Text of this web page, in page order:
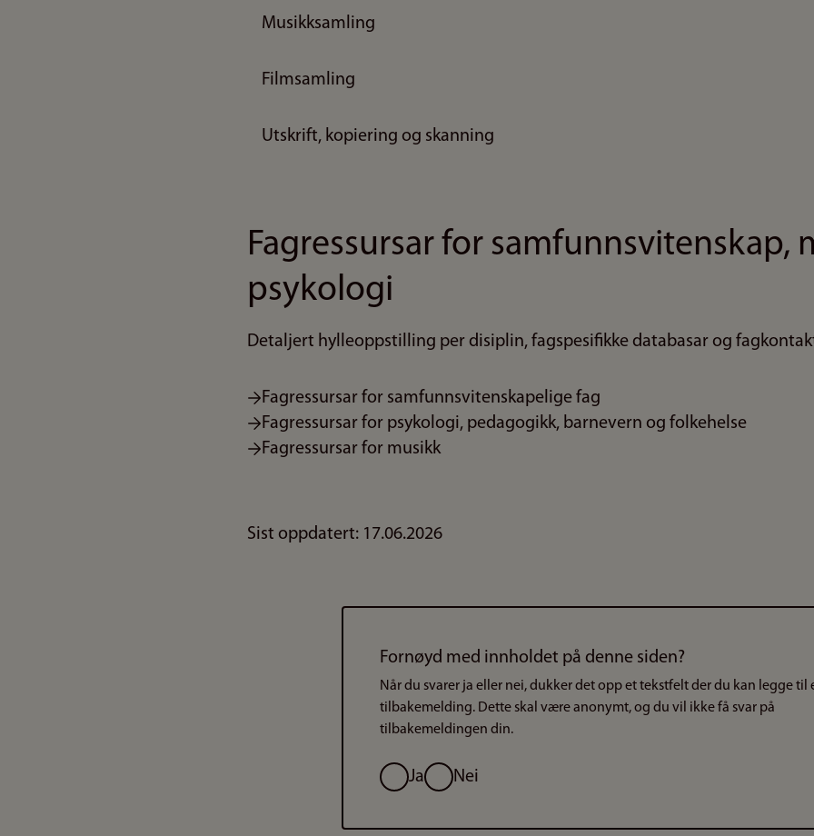
Musikksamling
Filmsamling
Utskrift, kopiering og skanning
Fagressursar for samfunnsvitenskap,
psykologi
Detaljert hylleoppstilling per disiplin, fagspesifikke databasar og
Fagressursar for samfunnsvitenskapelige fag
Fagressursar for psykologi, pedagogikk, barnevern og folkehelse
Fagressursar for musikk
Sist oppdatert: 17.06.2026
Fornøyd med innholdet på denne siden?
Når du svarer ja eller nei, dukker det opp et tekstfelt der du kan legge til
tilbakemelding. Dette skal være anonymt, og du vil ikke få svar på
tilbakemeldingen din.
ValgJa Nei